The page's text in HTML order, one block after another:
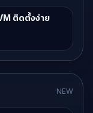
ติดตั้งง่าย
NEW